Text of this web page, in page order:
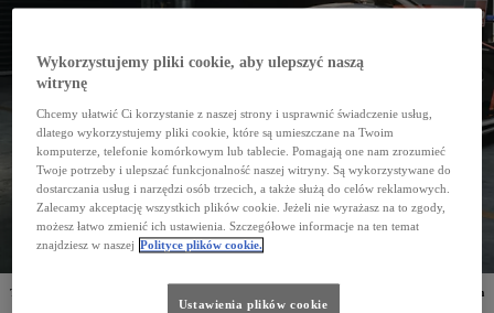
TOYOTA GAZOO Racing pokazała prototyp hybrydowego samochodu wyścigowego z wodorowym
silnikiem spalinowym. W przyszłości model ten będzie mógł brać udział w wyścigach
Wykorzystujemy pliki cookie, aby ulepszyć naszą
witrynę
Chcemy ułatwić Ci korzystanie z naszej strony i usprawnić świadczenie usług,
dlatego wykorzystujemy pliki cookie, które są umieszczane na Twoim
komputerze, telefonie komórkowym lub tablecie. Pomagają one nam zrozumieć
Twoje potrzeby i ulepszać funkcjonalność naszej witryny. Są wykorzystywane do
dostarczania usług i narzędzi osób trzecich, a także służą do celów reklamowych.
Zalecamy akceptację wszystkich plików cookie. Jeżeli nie wyrażasz na to zgody,
możesz łatwo zmienić ich ustawienia. Szczegółowe informacje na ten temat
znajdziesz w naszej Polityce plików cookie.
Ustawienia plików cookie